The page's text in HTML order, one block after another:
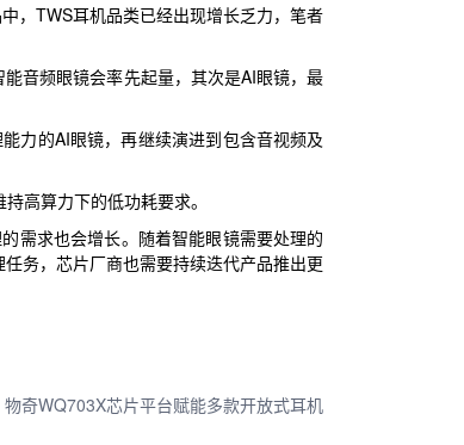
，TWS耳机品类已经出现增长乏力，笔者
音频眼镜会率先起量，其次是AI眼镜，最
力的AI眼镜，再继续演进到包含音视频及
高算力下的低功耗要求。
需求也会增长。随着智能眼镜需要处理的
务，芯片厂商也需要持续迭代产品推出更
奇WQ703X芯片平台赋能多款开放式耳机